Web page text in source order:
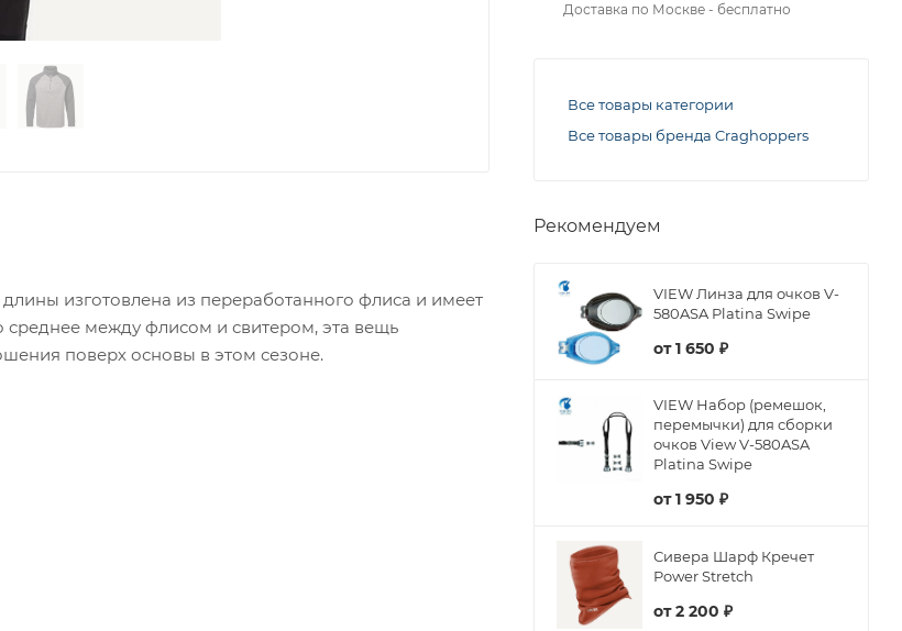
изготовлена из переработанного флиса и имеет
среднее между флисом и свитером, эта вещь
поверх основы в этом сезоне.
Доставка по Москве - бесплатно
Все товары категории
Все товары бренда Craghoppers
Рекомендуем
VIEW Линза для очков V-
580ASA Platina Swipe
от1 650 ₽
VIEW Набор (ремешок,
перемычки) для сборки
очков View V-580ASA
Platina Swipe
от1 950 ₽
Сивера Шарф Кречет
Power Stretch
от2 200 ₽